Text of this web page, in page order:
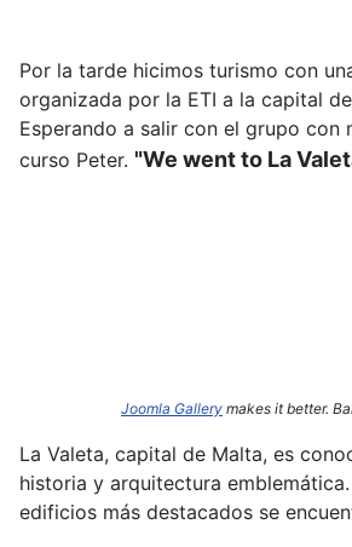
Por la tarde hicimos turismo con
organizada por la ETI a la capital
Esperando a salir con el grupo con
curso Peter. "We went to La
Joomla Gallery makes it better.
La Valeta, capital de Malta, es
historia y arquitectura emblemática.
edificios más destacados se